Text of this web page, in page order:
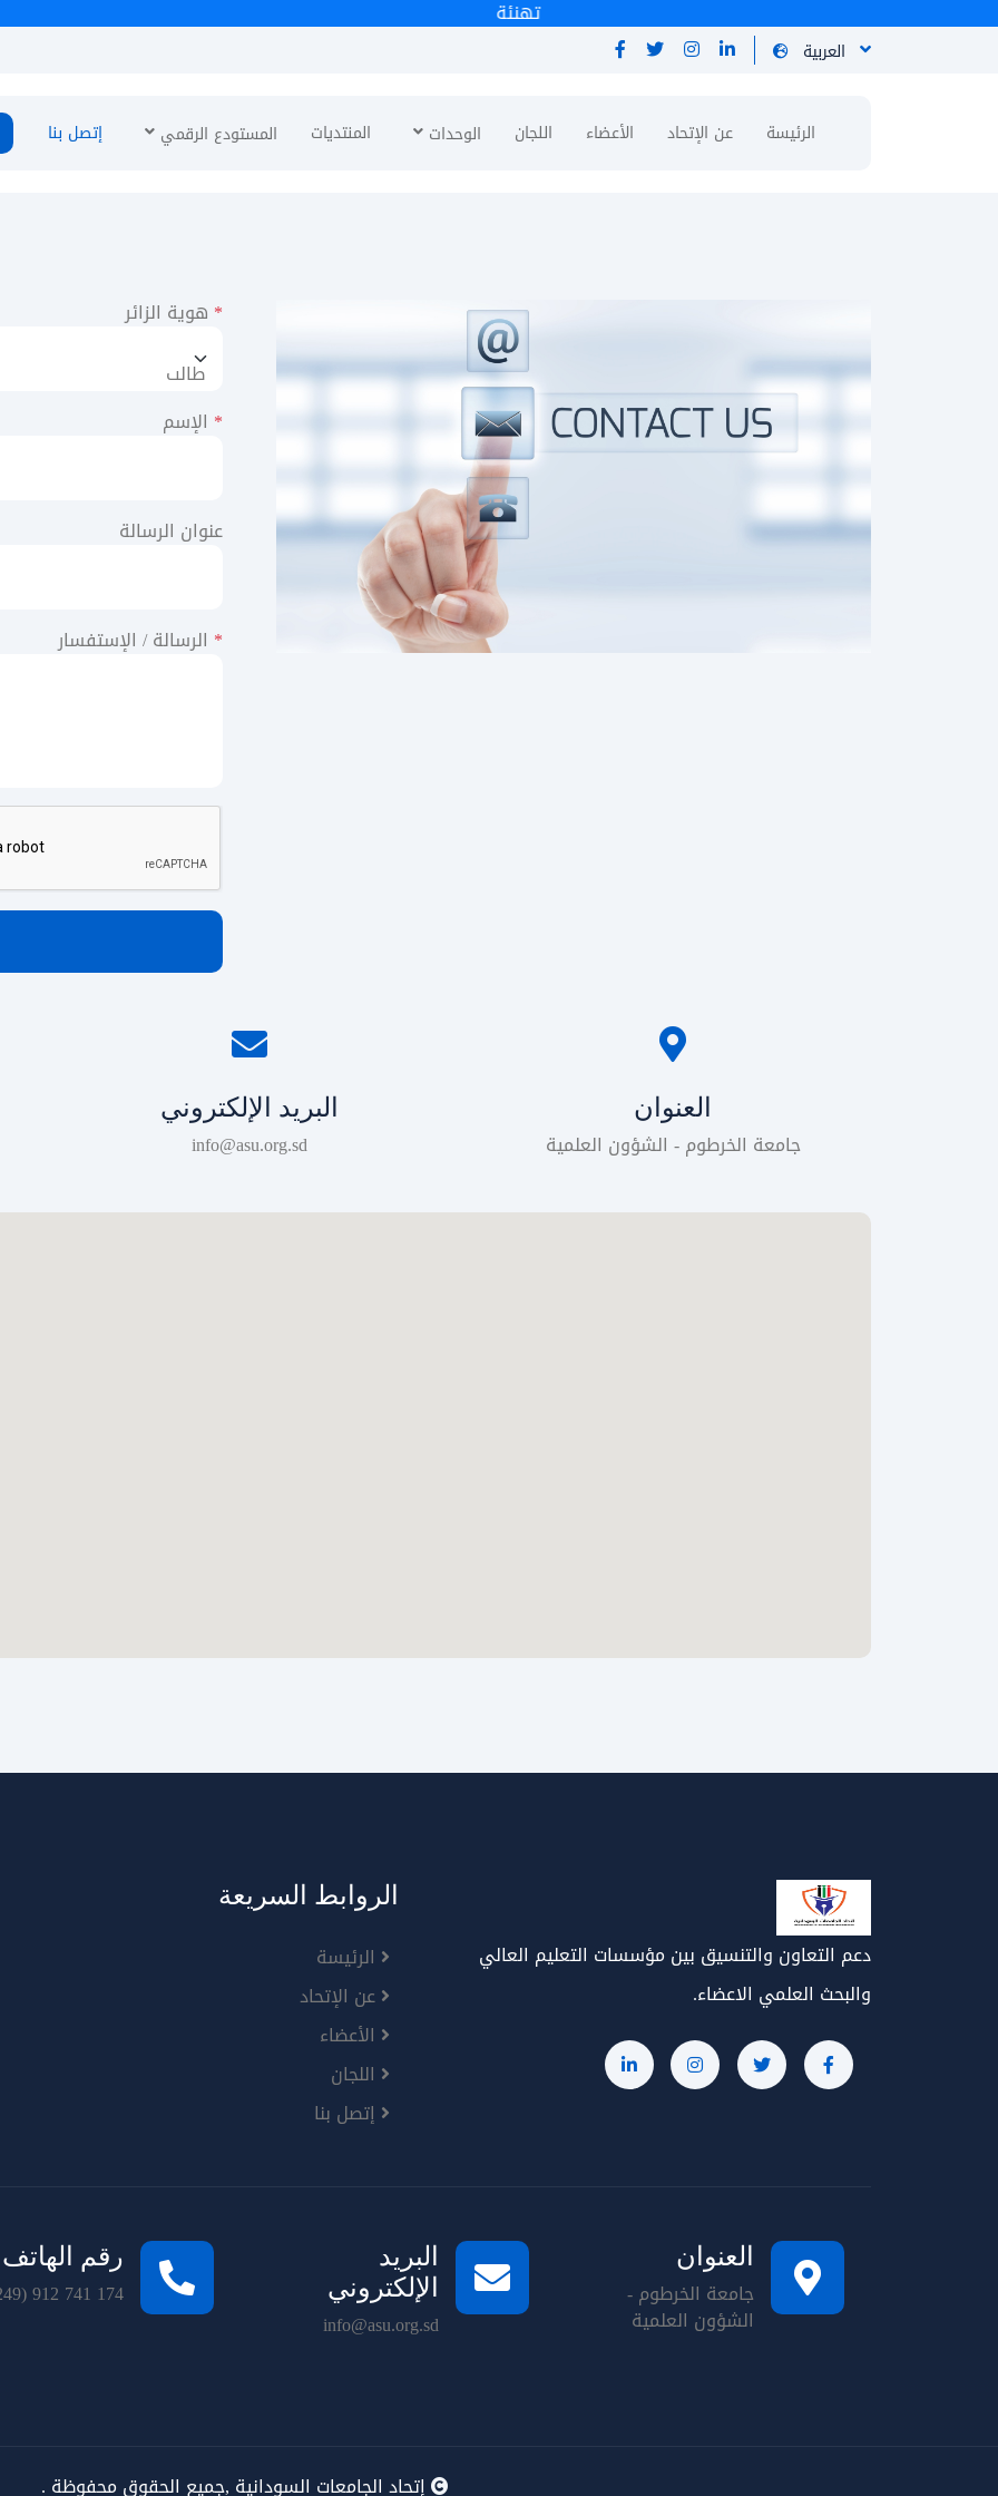
الرئيسة عن الإتحاد الأعضاء اللجان الوحدات المنتديات المستودع الرقمي إتصل بنا
* هوية الزائر
* الإسم
عنوان الرسالة
* الرسالة / الإستفسار
العنوان
جامعة الخرطوم - الشؤون العلمية
البريد الإلكتروني
info@asu.org.sd
دعم التعاون والتنسيق بين مؤسسات التعليم العالي
والبحث العلمي الاعضاء.
الروابط السريعة
الرئيسة
عن الإتحاد
الأعضاء
اللجان
إتصل بنا
العنوان
جامعة الخرطوم -
الشؤون العلمية
البريد
الإلكتروني
info@asu.org.sd
رقم الهاتف
912 741 174
إتحاد الجامعات السودانية ,جميع الحقوق محفوظة .